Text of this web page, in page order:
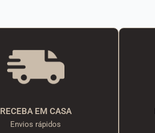
RECEBA EM CASA
Envios rápidos